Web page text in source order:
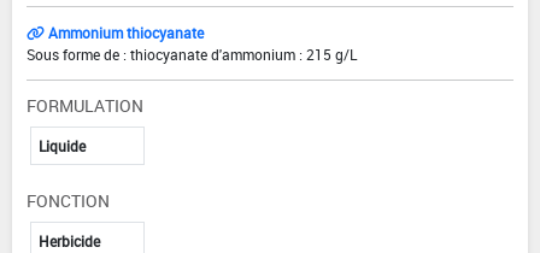
Ammonium thiocyanate
Sous forme de : thiocyanate d'ammonium : 215 g/L
FORMULATION
Liquide
FONCTION
Herbicide